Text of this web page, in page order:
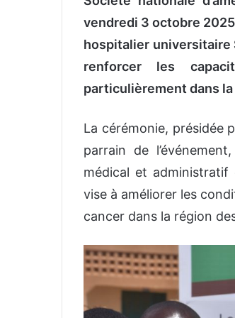
vendredi 3 octobre
hospitalier universitaire
renforcer
les
particulièrement dans
La cérémonie, présidée
parrain de
médical et administratif
vise à améliorer les
cancer dans la région